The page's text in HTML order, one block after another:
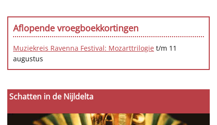
Schatten in de Nijldelta
Aflopende vroegboekkortingen
Muziekreis Ravenna Festival: Mozarttrilogie t/m 11
augustus